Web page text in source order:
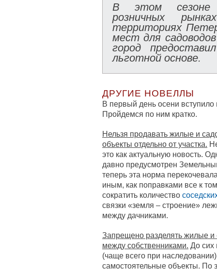
В этом сезоне
розничных
территориях
мест для
город
льготной основе.
ДРУГИЕ НОВЕЛЛЫ
В первый день осени
Пройдемся по ним кратко.
Нельзя продавать жилые и
объекты отдельно от участка.
это как актуальную новость.
давно предусмотрен
теперь эта норма
иным, как поправками все к
сократить количество
связки «земля – строение»
между дачниками.
Запрещено разделять жилые и
между собственниками. До сих
(чаще всего при
самостоятельные объекты. По